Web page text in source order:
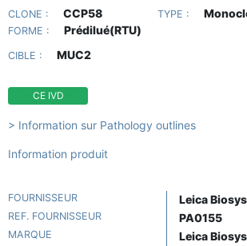
CLONE : CCP58 TYPE :
FORME : Prédilué(RTU)
CIBLE : MUC2
CE IVD
> Information sur Pathology outlines
Information produit
FOURNISSEUR Leica
REF. FOURNISSEUR PA0155
MARQUE Leica